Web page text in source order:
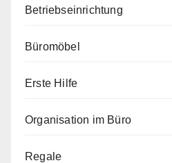
Betriebseinrichtung
Büromöbel
Erste Hilfe
Organisation im Büro
Regale